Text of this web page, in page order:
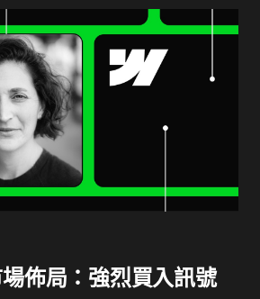
佈局：強烈買入訊號